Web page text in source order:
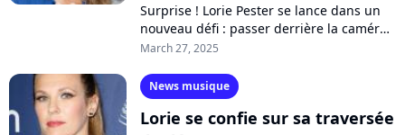
Surprise ! Lorie Pester se lance dans un
nouveau défi : passer derrière la caméra
pour réaliser son premier téléfilm. La
March 27, 2025
News musique
Lorie se confie sur sa traversée